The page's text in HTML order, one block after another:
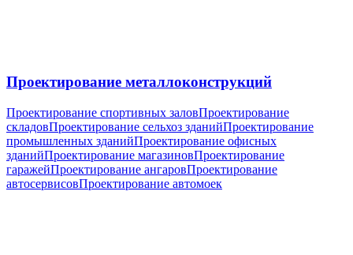
Проектирование металлоконструкций
Проектирование спортивных заловПроектирование
складовПроектирование сельхоз зданийПроектирование
промышленных зданийПроектирование офисных
зданийПроектирование магазиновПроектирование
гаражейПроектирование ангаровПроектирование
автосервисовПроектирование автомоек